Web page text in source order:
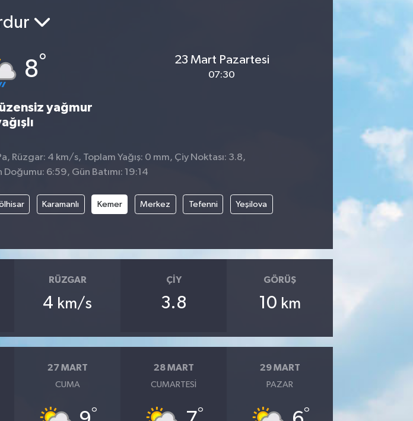
8°
yağmur
23 Mart Pazartesi
07:30
Rüzgar: 4 km/s, Toplam Yağış: 0 mm, Çiy Noktası: 3.8,
6:59, Gün Batımı: 19:14
Karamanlı Kemer Merkez Tefenni Yeşilova
RÜZGAR
4 km/s
ÇIY
3.8
GÖRÜŞ
10 km
27 MART
CUMA
°
28 MART
CUMARTESI
°
29 MART
PAZAR
°